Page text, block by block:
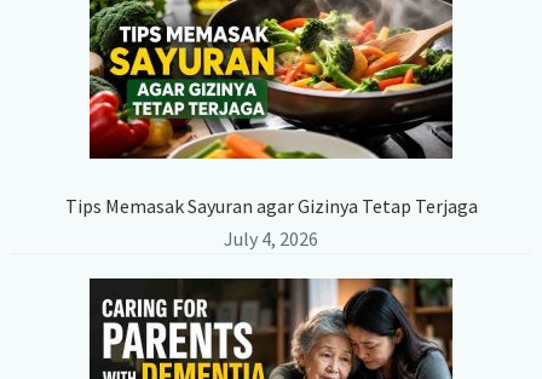
Tips Memasak Sayuran agar Gizinya Tetap Terjaga
July 4, 2026